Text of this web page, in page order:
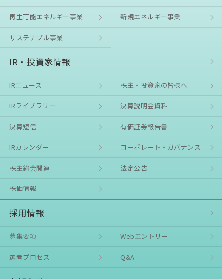
再生可能エネルギー事業 新規エネルギー事業
サステナブル事業
IR・投資家情報
IRニュース 株主・投資家の皆様へ
IRライブラリー 決算説明会資料
決算短信 有価証券報告書
IRカレンダー コーポレート・ガバナンス
株主総会関連 法定公告
株価情報
採用情報
募集要項 Webエントリー
選考プロセス Q&A